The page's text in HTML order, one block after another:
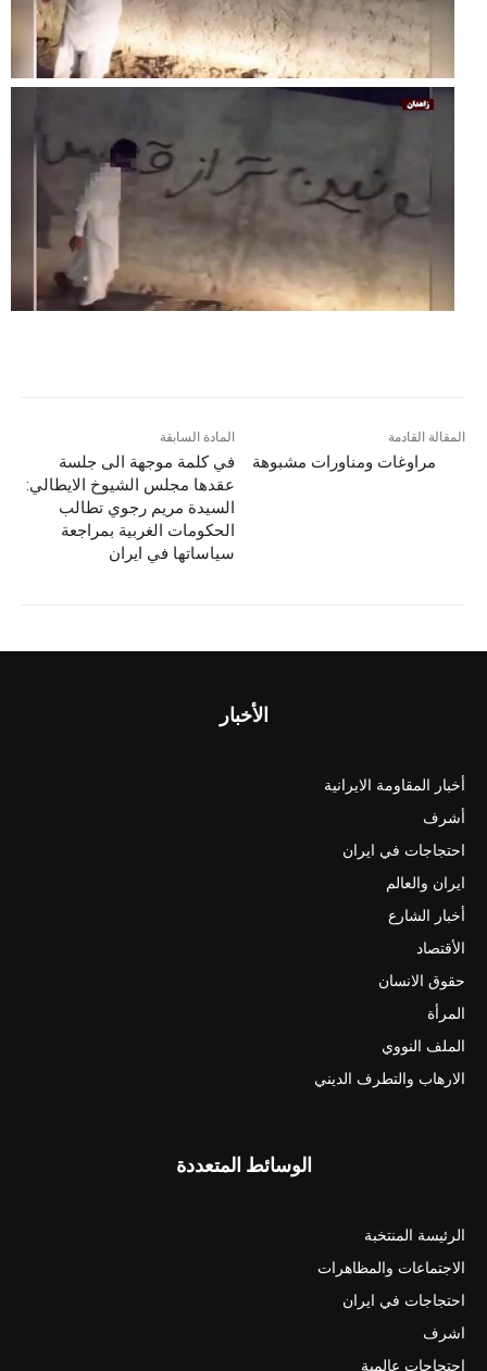
المادة السابقة
في كلمة موجهة الى جلسة
عقدها مجلس الشيوخ الايطالي:
السیدة مریم رجوي تطالب
الحكومات الغربية بمراجعة
سياساتها في ايران
المقالة القادمة
مراوغات ومناورات مشبوهة
الأخبار
أخبار المقاومة الايرانية
أشرف
احتجاجات في ايران
ايران والعالم
أخبار الشارع
الأقتصاد
حقوق الانسان
المرأة
الملف النووي
الارهاب والتطرف الديني
الوسائط المتعددة
الرئيسة المنتخبة
الاجتماعات والمظاهرات
احتجاجات في ايران
اشرف
احتجاجات عالمية